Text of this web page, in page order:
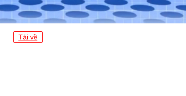
Tải về